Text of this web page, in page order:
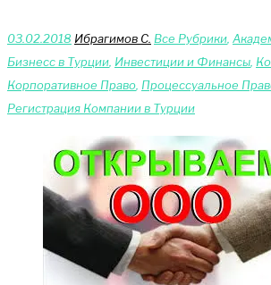
03.02.2018 Ибрагимов С. Bce Pyбрики
Бизнесс в Турции Инвестиции и Финансы
Корпоративное Право Процессуальное
Регистрация Компании в Турции